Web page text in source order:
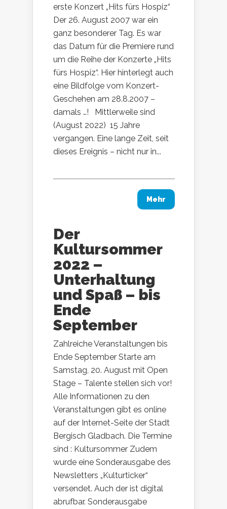
erste Konzert „Hits fürs Hospiz“
Der 26. August 2007 war ein
ganz besonderer Tag. Es war
das Datum für die Premiere rund
um die Reihe der Konzerte „Hits
fürs Hospiz“. Hier hinterlegt auch
eine Bildfolge vom Konzert-
Geschehen am 28.8.2007 –
damals …! Mittlerweile sind
(August 2022) 15 Jahre
vergangen. Eine lange Zeit, seit
dieses Ereignis – nicht nur in...
Mehr
Der
Kultursommer
2022 –
Unterhaltung
und Spaß – bis
Ende
September
Zahlreiche Veranstaltungen bis
Ende September Starte am
Samstag, 20. August mit Open
Stage – Talente stellen sich vor!
Alle Informationen zu den
Veranstaltungen gibt es online
auf der Internet-Seite der Stadt
Bergisch Gladbach. Die Termine
sind : Kultursommer Zudem
wurde eine Sonderausgabe des
Newsletters „Kulturticker“
versendet. Auch der ist digital
abrufbar. Sonderausgabe